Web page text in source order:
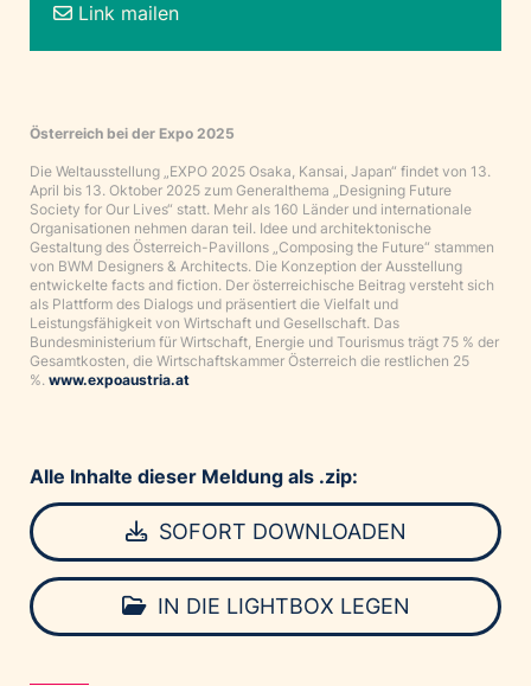
Link mailen
Österreich bei der Expo 2025
Die Weltausstellung „EXPO 2025 Osaka, Kansai, Japan“ findet von 13.
April bis 13. Oktober 2025 zum Generalthema „Designing Future
Society for Our Lives“ statt. Mehr als 160 Länder und internationale
Organisationen nehmen daran teil. Idee und architektonische
Gestaltung des Österreich-Pavillons „Composing the Future“ stammen
von BWM Designers & Architects. Die Konzeption der Ausstellung
entwickelte facts and fiction. Der österreichische Beitrag versteht sich
als Plattform des Dialogs und präsentiert die Vielfalt und
Leistungsfähigkeit von Wirtschaft und Gesellschaft. Das
Bundesministerium für Wirtschaft, Energie und Tourismus trägt 75 % der
Gesamtkosten, die Wirtschaftskammer Österreich die restlichen 25
%. www.expoaustria.at
Alle Inhalte dieser Meldung als .zip:
SOFORT DOWNLOADEN
IN DIE LIGHTBOX LEGEN